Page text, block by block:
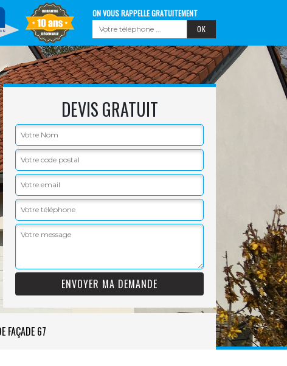
ON VOUS RAPPELLE GRATUITEMENT
DEVIS GRATUIT
FAÇADE 67